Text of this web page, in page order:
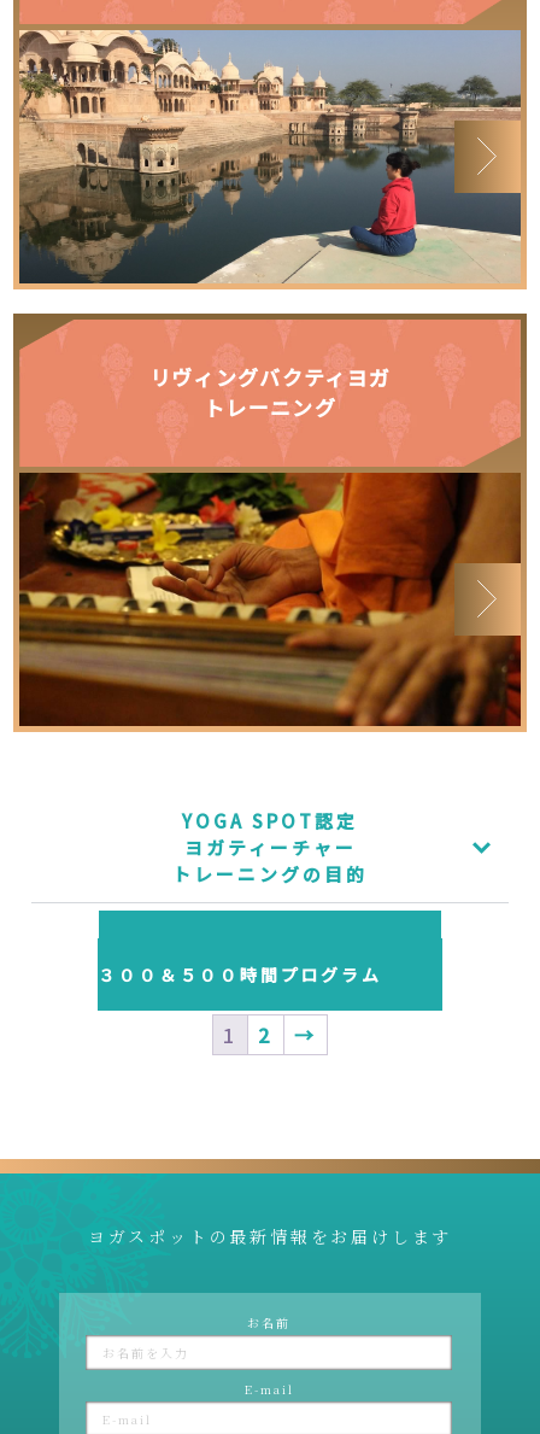
リヴィングバクティヨガ
トレーニング
YOGA SPOT認定
ヨガティーチャー
トレーニングの目的
ヨガティーチャートレーニング
３００＆５００時間プログラム
1 2 →
ヨガスポットの最新情報をお届けします
お名前
E-mail